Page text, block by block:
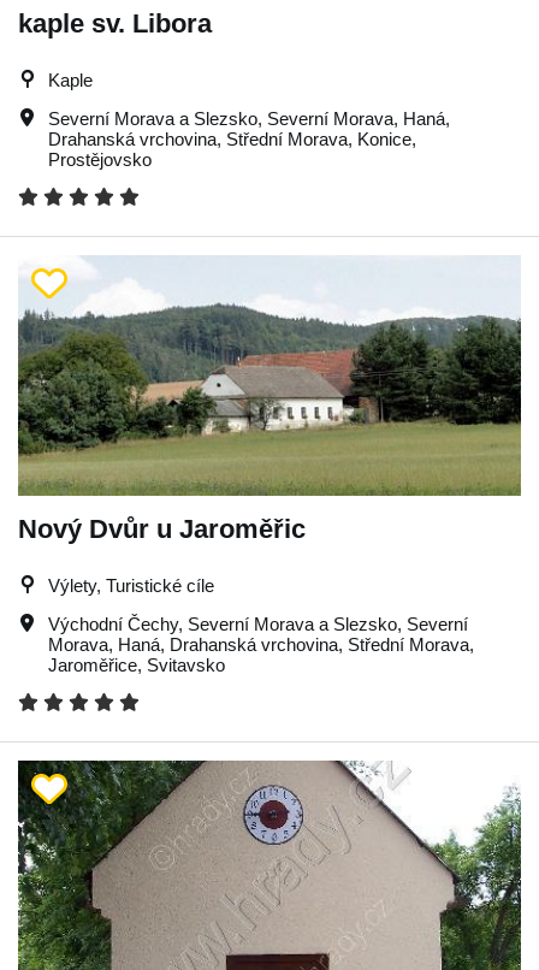
kaple sv. Libora
Kaple
Severní Morava a Slezsko, Severní Morava, Haná,
Drahanská vrchovina, Střední Morava, Konice,
Prostějovsko
Nový Dvůr u Jaroměřic
Výlety, Turistické cíle
Východní Čechy, Severní Morava a Slezsko, Severní
Morava, Haná, Drahanská vrchovina, Střední Morava,
Jaroměřice, Svitavsko